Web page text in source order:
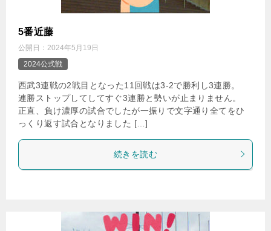
5番近藤
公開日： 2024年5月19日
2024公式戦
西武3連戦の2戦目となった11回戦は3-2で勝利し3連勝。
連勝ストップしてしてすぐ3連勝と勢いが止まりません。
正直、負け濃厚の試合でしたが一振りで文字通り全てをひ
っくり返す試合となりました […]
続きを読む